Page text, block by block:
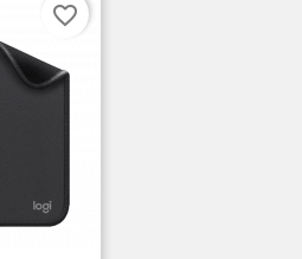
favorite_border